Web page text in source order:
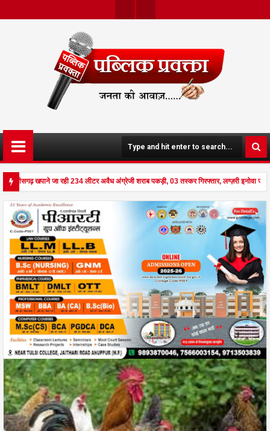
Ter
Boo
K
खपाने जा रही 234 लीटर अवैध अंग्रेजी शराब पकड़ी, 03 तस्कर गिरफ्तार, लग्ज़री इनोवा
दहला अनूपपुर - घर पर किसान व नौकरानी का मिला रक्तरंजित शव, पत्नी गंभीर घायल में मेडिकल रेफर